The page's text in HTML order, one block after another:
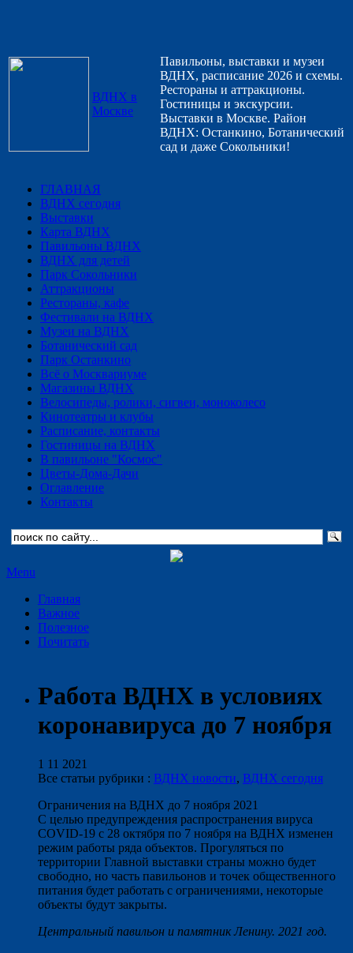
ВДНХ в
Москве
Павильоны, выставки и музеи
ВДНХ, расписание 2026 и схемы.
Рестораны и аттракционы.
Гостиницы и экскурсии.
Выставки в Москве. Район
ВДНХ: Останкино, Ботанический
сад и даже Сокольники!
ГЛАВНАЯ
ВДНХ сегодня
Выставки
Карта ВДНХ
Павильоны ВДНХ
ВДНХ для детей
Парк Сокольники
Аттракционы
Рестораны, кафе
Фестивали на ВДНХ
Музеи на ВДНХ
Ботанический сад
Парк Останкино
Всё о Москвариуме
Магазины ВДНХ
Велосипеды, ролики, сигвеи, моноколесо
Кинотеатры и клубы
Расписание, контакты
Гостиницы на ВДНХ
В павильоне "Космос"
Цветы-Дома-Дачи
Оглавление
Контакты
Menu
Главная
Важное
Полезное
Почитать
Работа ВДНХ в условиях
коронавируса до 7 ноября
1 11 2021
Все статьи рубрики : ВДНХ новости, ВДНХ сегодня
Ограничения на ВДНХ до 7 ноября 2021
С целью предупреждения распространения вируса
COVID-19 с 28 октября по 7 ноября на ВДНХ изменен
режим работы ряда объектов. Прогуляться по
территории Главной выставки страны можно будет
свободно, но часть павильонов и точек общественного
питания будет работать с ограничениями, некоторые
объекты будут закрыты.
Центральный павильон и памятник Ленину. 2021 год.